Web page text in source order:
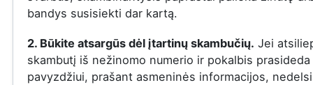
bandys susisiekti dar kartą.
2. Būkite atsargūs dėl įtartinų skambučių. Jei
skambutį iš nežinomo numerio ir pokalbis
pavyzdžiui, prašant asmeninės informacijos,